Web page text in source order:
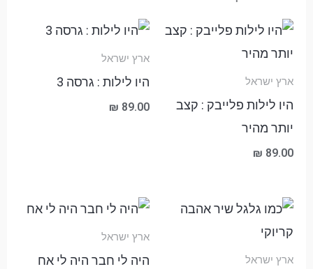
ארץ ישראל
היו לילות פלייבק : קצב
יותר מהיר
₪ 89.00
ארץ ישראל
היו לילות : גרסה 3
₪ 89.00
ארץ ישראל
ארץ ישראל
היה לי חבר היה לי אח
טווח